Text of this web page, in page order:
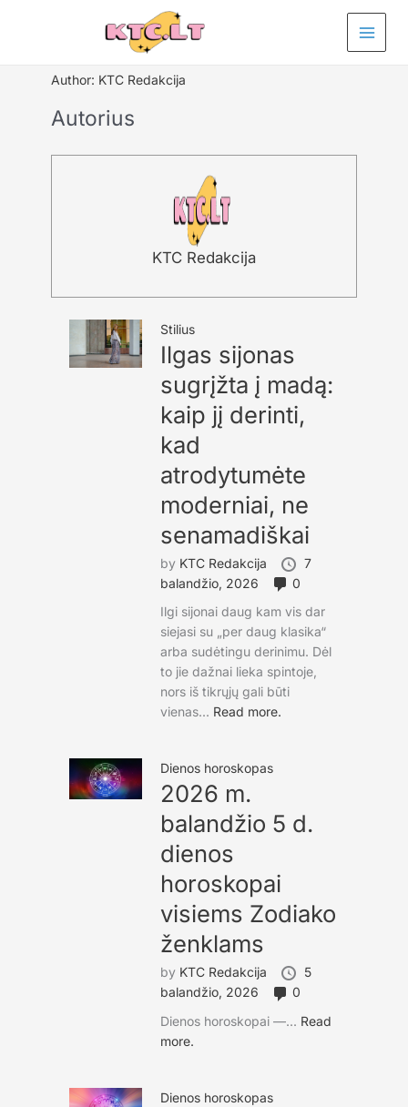
Author: KTC Redakcija
Autorius
KTC Redakcija
Stilius
Ilgas sijonas
sugrįžta į madą:
kaip jį derinti,
kad
atrodytumėte
moderniai, ne
senamadiškai
by KTC Redakcija
7
balandžio, 2026
0
Ilgi sijonai daug kam vis dar
siejasi su „per daug klasika“
arba sudėtingu derinimu. Dėl
to jie dažnai lieka spintoje,
nors iš tikrųjų gali būti
vienas... Read more.
Dienos horoskopas
2026 m.
balandžio 5 d.
dienos
horoskopai
visiems Zodiako
ženklams
by KTC Redakcija
5
balandžio, 2026
0
Dienos horoskopai —... Read
more.
Dienos horoskopas